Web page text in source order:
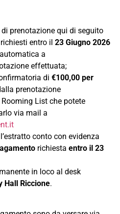
prenotazione qui di seguito
entro il 23 Giugno 2026
a
effettuata;
di €100,00 per
prenotazione
List che potete
via mail a
conto con evidenza
richiesta entro il 23
in loco al desk
Hall Riccione.